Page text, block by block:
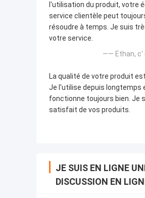
l'utilisation du produit, votre
service clientèle peut
résoudre à temps. Je suis
votre service.
—— Ethan, c'
La qualité de votre produit
Je l'utilise depuis longtemps
fonctionne toujours bien. Je
satisfait de vos produits.
JE SUIS EN LIGNE
DISCUSSION EN